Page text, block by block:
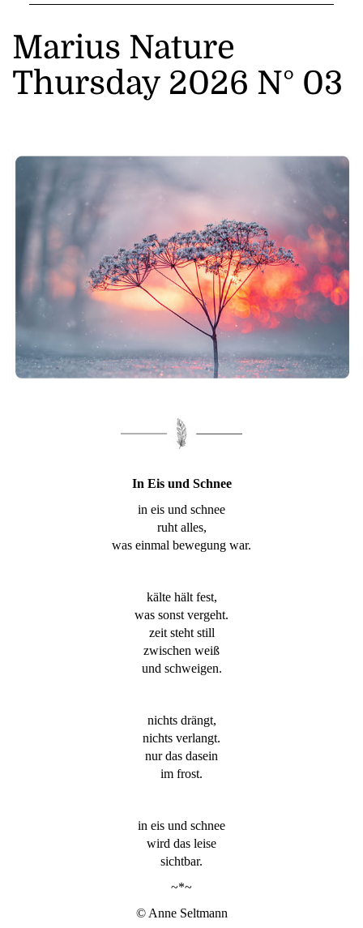
Marius Nature
Thursday 2026 N° 03
In Eis und Schnee
in eis und schnee
ruht alles,
was einmal bewegung war.
kälte hält fest,
was sonst vergeht.
zeit steht still
zwischen weiß
und schweigen.
nichts drängt,
nichts verlangt.
nur das dasein
im frost.
in eis und schnee
wird das leise
sichtbar.
~*~
© Anne Seltmann